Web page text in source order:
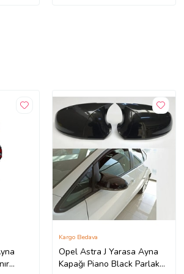
Opel Astra J Yarasa Ayna
Kapağı Piano Black Parlak
Kargo Bedava